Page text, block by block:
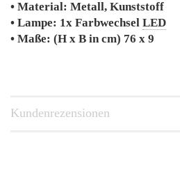
• Material: Metall, Kunststoff
• Lampe: 1x Farbwechsel LED
• Maße: (H x B in cm) 76 x 9
Kundenrezensionen